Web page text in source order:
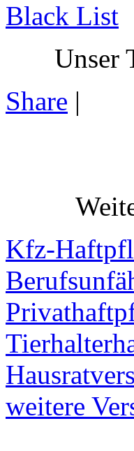
Black List
Unser
Share |
Weitere
Kfz-
weitere